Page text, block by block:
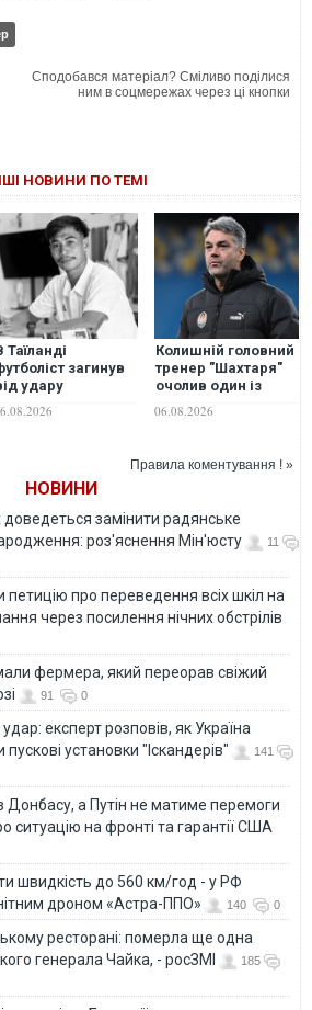
Сподобався матеріал? Сміливо поділися
ним в соцмережах через ці кнопки
НОВИНИ ПО ТЕМІ
Таїланді
загинув
удару
ще 12 людей
Колишній головний
тренер "Шахтаря"
очолив один із
Саудівської Аравії
06.08.2026
Правила коментування ! »
НОВИНИ
замінити радянське
роз'яснення Мін'юсту
11
петицію про переведення всіх шкіл на
через посилення нічних обстрілів
фермера, який переорав свіжий
91 0
експерт розповів, як Україна
установки "Іскандерів"
141
Донбасу, а Путін не матиме перемоги
ситуацію на фронті та гарантії США
швидкість до 560 км/год - у РФ
дроном «Астра-ППО»
140 0
ресторані: померла ще одна
генерала Чайка, - росЗМІ
185